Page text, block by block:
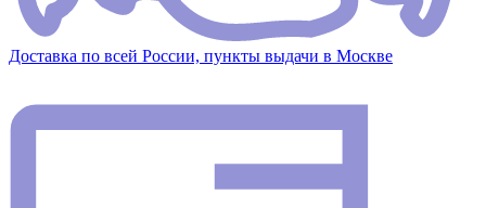
Доставка по всей России, пункты выдачи в Москве